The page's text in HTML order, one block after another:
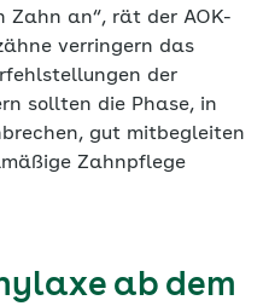
Zahn an“, rät der AOK-
verringern das
der
sollten die Phase, in
gut mitbegleiten
Zahnpflege
ab dem